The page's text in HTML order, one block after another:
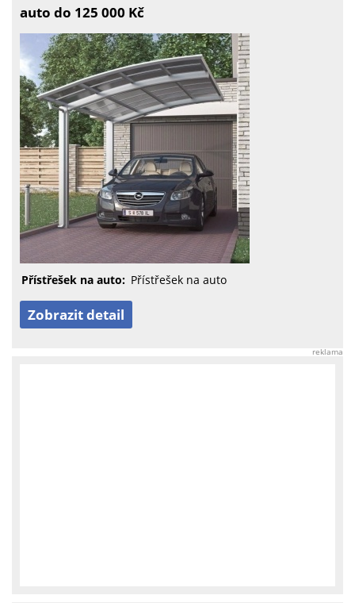
auto do 125 000 Kč
Přístřešek na auto: Přístřešek na auto
Zobrazit detail
reklama